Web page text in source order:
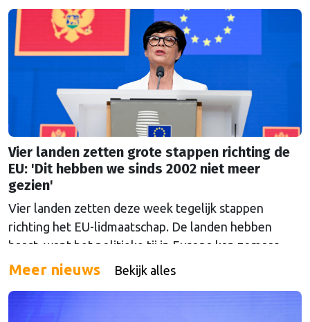
Vier landen zetten grote stappen richting de
EU: 'Dit hebben we sinds 2002 niet meer
gezien'
Vier landen zetten deze week tegelijk stappen
richting het EU-lidmaatschap. De landen hebben
haast, want het politieke tij in Europa kan zomaar
keren.
Meer nieuws Bekijk alles